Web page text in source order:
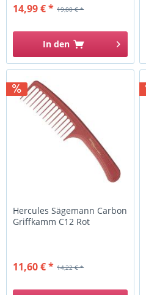
19,00 € *
14,99 € *
In den
Hercules Sägemann Carbon
Griffkamm C12 Rot
14,22 € *
11,60 € *